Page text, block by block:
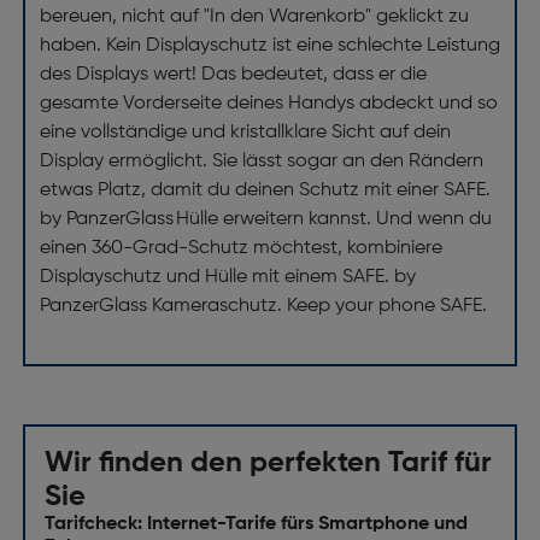
bereuen, nicht auf "In den Warenkorb" geklickt zu
haben. Kein Displayschutz ist eine schlechte Leistung
des Displays wert! Das bedeutet, dass er die
gesamte Vorderseite deines Handys abdeckt und so
eine vollständige und kristallklare Sicht auf dein
Display ermöglicht. Sie lässt sogar an den Rändern
etwas Platz, damit du deinen Schutz mit einer SAFE.
by PanzerGlass Hülle erweitern kannst. Und wenn du
einen 360-Grad-Schutz möchtest, kombiniere
Displayschutz und Hülle mit einem SAFE. by
PanzerGlass Kameraschutz. Keep your phone SAFE.
Wir finden den perfekten Tarif für
Sie
Tarifcheck: Internet-Tarife fürs Smartphone und